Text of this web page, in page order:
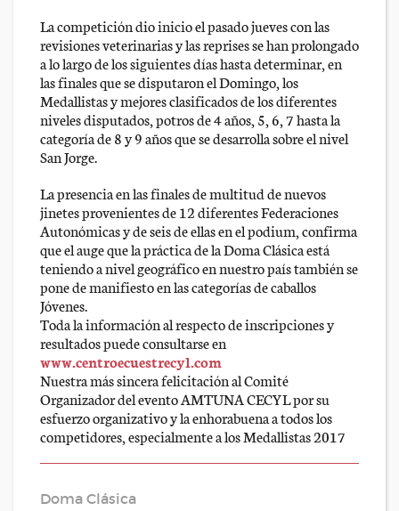
La competición dio inicio el pasado jueves con las
revisiones veterinarias y las reprises se han prolongado
a lo largo de los siguientes días hasta determinar, en
las finales que se disputaron el Domingo, los
Medallistas y mejores clasificados de los diferentes
niveles disputados, potros de 4 años, 5, 6, 7 hasta la
categoría de 8 y 9 años que se desarrolla sobre el nivel
San Jorge.
La presencia en las finales de multitud de nuevos
jinetes provenientes de 12 diferentes Federaciones
Autonómicas y de seis de ellas en el podium, confirma
que el auge que la práctica de la Doma Clásica está
teniendo a nivel geográfico en nuestro país también se
pone de manifiesto en las categorías de caballos
Jóvenes.
Toda la información al respecto de inscripciones y
resultados puede consultarse en
www.centroecuestrecyl.com
Nuestra más sincera felicitación al Comité
Organizador del evento AMTUNA CECYL por su
esfuerzo organizativo y la enhorabuena a todos los
competidores, especialmente a los Medallistas 2017
Doma Clásica